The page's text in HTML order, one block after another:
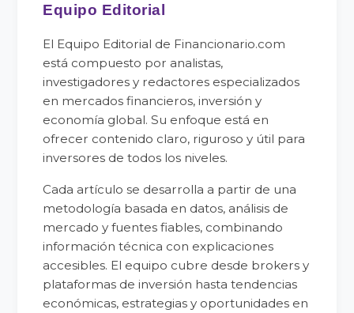
Equipo Editorial
El Equipo Editorial de Financionario.com
está compuesto por analistas,
investigadores y redactores especializados
en mercados financieros, inversión y
economía global. Su enfoque está en
ofrecer contenido claro, riguroso y útil para
inversores de todos los niveles.
Cada artículo se desarrolla a partir de una
metodología basada en datos, análisis de
mercado y fuentes fiables, combinando
información técnica con explicaciones
accesibles. El equipo cubre desde brokers y
plataformas de inversión hasta tendencias
económicas, estrategias y oportunidades en